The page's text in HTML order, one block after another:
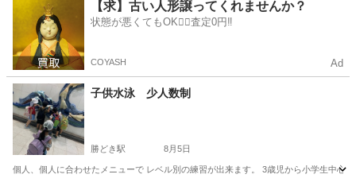
月島駅 水泳 泳ぎ
【求】古い人形譲ってくれませんか？
状態が悪くてもOK🙆‍♀️査定0円‼️
COYASH Ad
子供水泳 少人数制
勝どき駅 8月5日
個人、個人に合わせたメニューで レベル別の練習が出来ます。 3歳児から小学生中心